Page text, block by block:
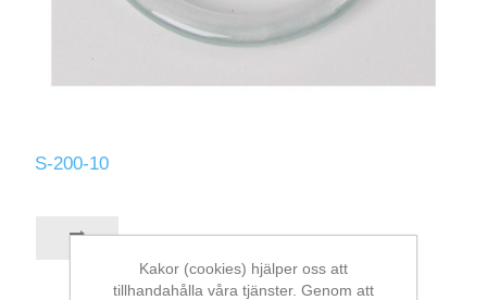
S-200-10
Kakor (cookies) hjälper oss att
tillhandahålla våra tjänster. Genom att